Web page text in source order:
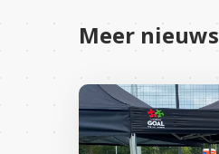
Meer nieuws